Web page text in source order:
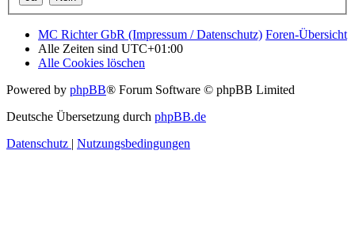
MC Richter GbR (Impressum / Datenschutz) Foren-Übersicht
Alle Zeiten sind UTC+01:00
Alle Cookies löschen
Powered by phpBB® Forum Software © phpBB Limited
Deutsche Übersetzung durch phpBB.de
Datenschutz | Nutzungsbedingungen